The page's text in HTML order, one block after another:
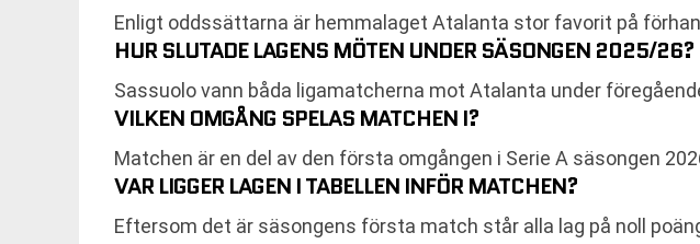
Enligt oddssättarna är hemmalaget Atalanta stor favorit på
HUR SLUTADE LAGENS MÖTEN UNDER SÄSONGEN 2025/26?
Sassuolo vann båda ligamatcherna mot Atalanta under
VILKEN OMGÅNG SPELAS MATCHEN I?
Matchen är en del av den första omgången i Serie A säsongen
VAR LIGGER LAGEN I TABELLEN INFÖR MATCHEN?
Eftersom det är säsongens första match står alla lag på noll